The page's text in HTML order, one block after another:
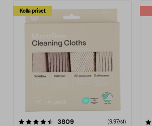
Kolla priset
3809recensioner (9,97/st)
4.0av 5 stjärnor